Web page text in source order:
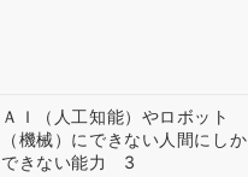
ＡＩ（人工知能）やロボット
（機械）にできない人間にしか
できない能力 3